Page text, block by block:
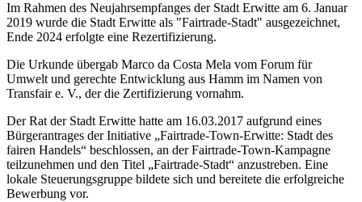
Im Rahmen des Neujahrsempfanges der Stadt Erwitte am 6. Januar
2019 wurde die Stadt Erwitte als "Fairtrade-Stadt" ausgezeichnet,
Ende 2024 erfolgte eine Rezertifizierung.
Die Urkunde übergab Marco da Costa Mela vom Forum für
Umwelt und gerechte Entwicklung aus Hamm im Namen von
Transfair e. V., der die Zertifizierung vornahm.
Der Rat der Stadt Erwitte hatte am 16.03.2017 aufgrund eines
Bürgerantrages der Initiative „Fairtrade-Town-Erwitte: Stadt des
fairen Handels“ beschlossen, an der Fairtrade-Town-Kampagne
teilzunehmen und den Titel „Fairtrade-Stadt“ anzustreben. Eine
lokale Steuerungsgruppe bildete sich und bereitete die erfolgreiche
Bewerbung vor.